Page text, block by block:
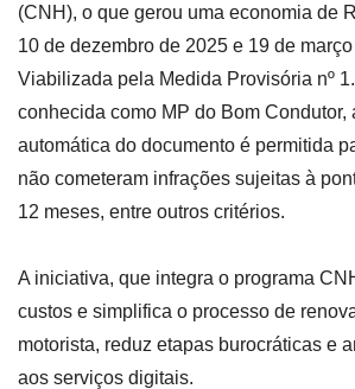
(CNH), o que gerou uma economia de
10 de dezembro de 2025 e 19 de
Viabilizada pela Medida Provisória nº
conhecida como MP do Bom Condutor,
automática do documento é permitida
não cometeram infrações sujeitas à
12 meses, entre outros critérios.
A iniciativa, que integra o programa
custos e simplifica o processo de
motorista, reduz etapas burocráticas e
aos serviços digitais.